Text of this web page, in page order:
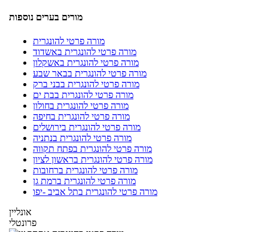
מורים בערים נוספות
מורה פרטי להונגרית
מורה פרטי להונגרית באשדוד
מורה פרטי להונגרית באשקלון
מורה פרטי להונגרית בבאר שבע
מורה פרטי להונגרית בבני ברק
מורה פרטי להונגרית בבת ים
מורה פרטי להונגרית בחולון
מורה פרטי להונגרית בחיפה
מורה פרטי להונגרית בירושלים
מורה פרטי להונגרית בנתניה
מורה פרטי להונגרית בפתח תקווה
מורה פרטי להונגרית בראשון לציון
מורה פרטי להונגרית ברחובות
מורה פרטי להונגרית ברמת גן
מורה פרטי להונגרית בתל אביב -יפו
אונליין
פרונטלי